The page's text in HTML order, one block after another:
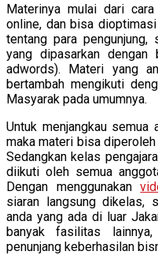
Materinya mulai dari
online, dan bisa
tentang para
yang dipasarkan dengan
adwords). Materi yang
bertambah mengikuti
Masyarak pada umumnya.
Untuk menjangkau semua
maka materi bisa
Sedangkan kelas
diikuti oleh semua
Dengan menggunakan
siaran langsung dikelas,
anda yang ada di luar
banyak fasilitas
penunjang keberhasilan